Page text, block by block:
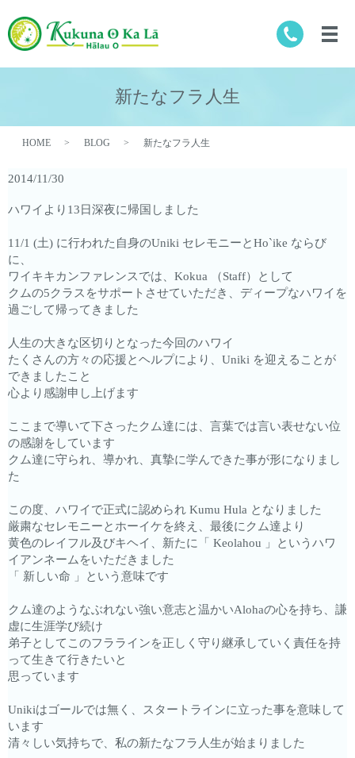
新たなフラ人生
HOME BLOG 新たなフラ人生
2014/11/30
ハワイより13日深夜に帰国しました
11/1 (土) に行われた自身のUniki セレモニーとHo`ike ならび
に、
ワイキキカンファレンスでは、Kokua （Staff）として
クムの5クラスをサポートさせていただき、ディープなハワイを
過ごして帰ってきました
人生の大きな区切りとなった今回のハワイ
たくさんの方々の応援とヘルプにより、Uniki を迎えることが
できましたこと
心より感謝申し上げます
ここまで導いて下さったクム達には、言葉では言い表せない位
の感謝をしています
クム達に守られ、導かれ、真摯に学んできた事が形になりまし
た
この度、ハワイで正式に認められ Kumu Hula となりました
厳粛なセレモニーとホーイケを終え、最後にクム達より
黄色のレイフル及びキヘイ、新たに「 Keolahou 」というハワ
イアンネームをいただきました
「 新しい命 」という意味です
クム達のようなぶれない強い意志と温かいAlohaの心を持ち、謙
虚に生涯学び続け
弟子としてこのフララインを正しく守り継承していく責任を持
って生きて行きたいと
思っています
Unikiはゴールでは無く、スタートラインに立った事を意味して
います
清々しい気持ちで、私の新たなフラ人生が始まりました